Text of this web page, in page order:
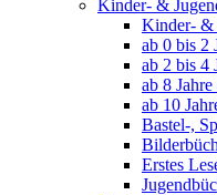
Kinder- &
Kinder- &
ab 0 bis 2
ab 2 bis 4
ab 8
ab 10
Bastel-,
Erstes